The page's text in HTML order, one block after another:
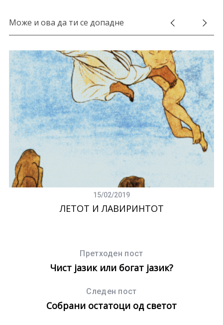
Може и ова да ти се допадне
15/02/2019
ЛЕТОТ И ЛАВИРИНТОТ
Претходен пост
Чист јазик или богат јазик?
Следен пост
Собрани остатоци од светот